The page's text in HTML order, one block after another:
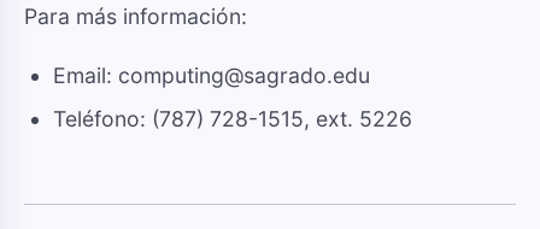
Para más información:
Email: computing@sagrado.edu
Teléfono: (787) 728-1515, ext. 5226